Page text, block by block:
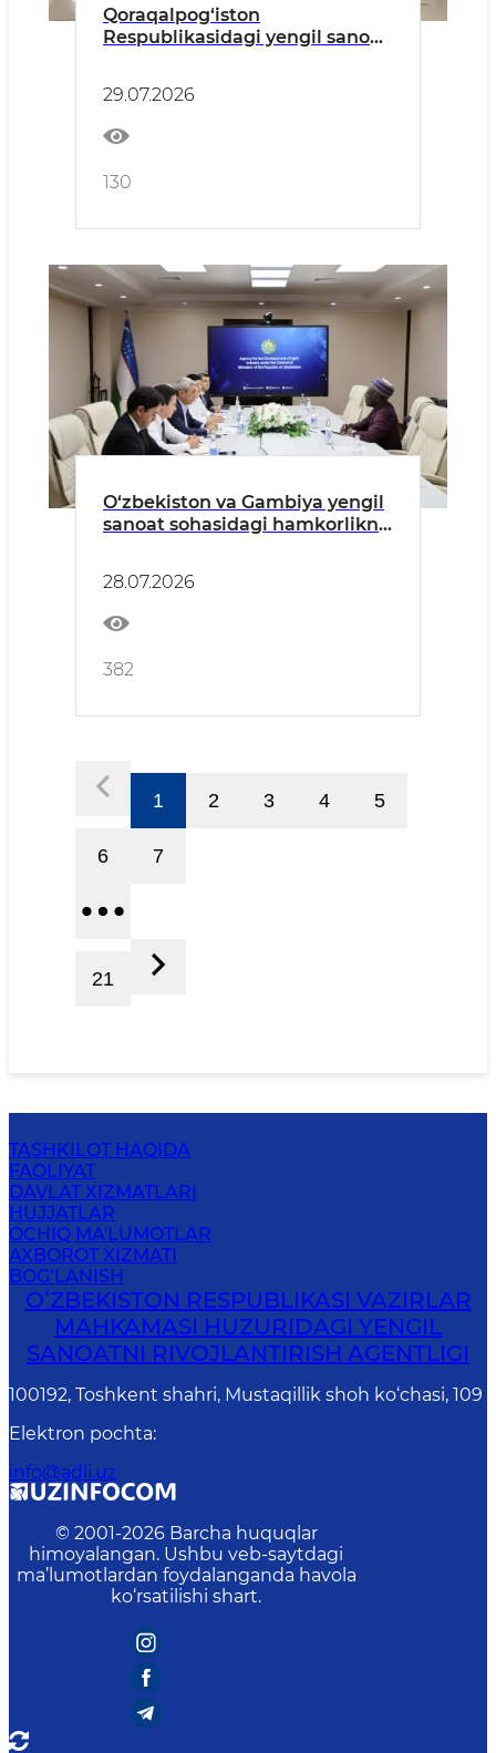
Qoraqalpog‘iston
Respublikasidagi yengil sanoat
29.07.2026
130
O‘zbekiston va Gambiya yengil
sanoat sohasidagi hamkorlikni
28.07.2026
382
1 2 3 4 5
6 7
21
TASHKILOT HAQIDA
FAOLIYAT
DAVLAT XIZMATLARI
HUJJATLAR
OCHIQ MA'LUMOTLAR
AXBOROT XIZMATI
BOG‘LANISH
OʻZBEKISTON RESPUBLIKASI VAZIRLAR
MAHKAMASI HUZURIDAGI YENGIL
SANOATNI RIVOJLANTIRISH AGENTLIGI
100192, Toshkent shahri, Mustaqillik shoh ko‘chasi, 109
Elektron pochta:
info@adli.uz
© 2001-2026 Barcha huquqlar
himoyalangan. Ushbu veb-saytdagi
ma’lumotlardan foydalanganda havola
ko‘rsatilishi shart.